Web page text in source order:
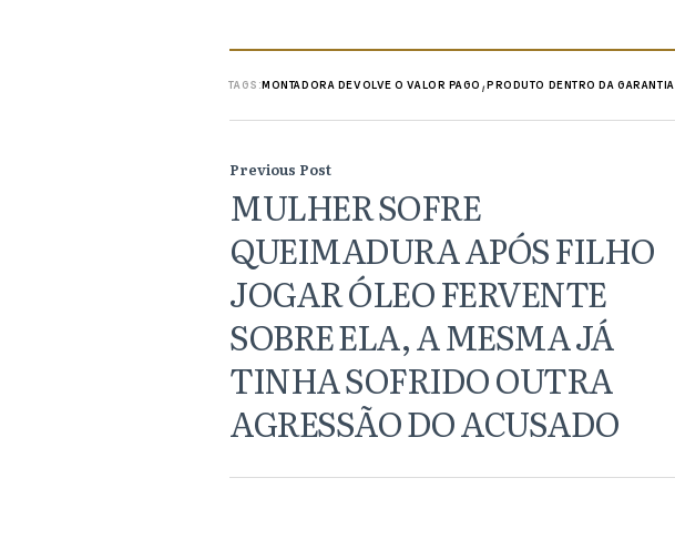
TAGS:MONTADORA DEVOLVE O VALOR PAGO ,PRODUTO DENTRO DA GARANTIA
Previous Post
MULHER SOFRE
QUEIMADURA APÓS FILHO
JOGAR ÓLEO FERVENTE
SOBRE ELA, A MESMA JÁ
TINHA SOFRIDO OUTRA
AGRESSÃO DO ACUSADO